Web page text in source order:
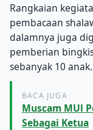
Rangkaian
pembacaan
dalamnya juga
pemberian
sebanyak 10 anak.
BACA JUGA
Muscam MUl
Sebagai Ketua